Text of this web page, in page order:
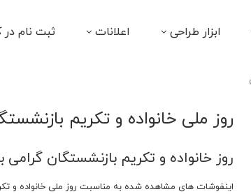
ابزار طراحی اعلانات ثبت نام در
روز ملی خانواده و تکریم
روز خانواده و تکریم بازنشستگان گرامی
اینفوشات های مشاهده شده به مناسبت روز ملی خانواده و